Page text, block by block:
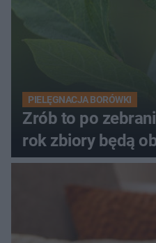
PIELĘGNACJA BORÓWKI
Zrób to po
rok zbiory będą